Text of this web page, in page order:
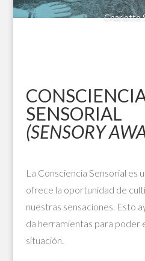
Charlotte
SENSORIAL
(SENSORY
La Consciencia Sensorial es
ofrece la oportunidad de
nuestras sensaciones. Esto
da herramientas para poder
situación.